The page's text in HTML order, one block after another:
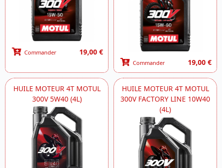
Commander 19,00 €
Commander 19,00 €
HUILE MOTEUR 4T MOTUL
300V 5W40 (4L)
HUILE MOTEUR 4T MOTUL
300V FACTORY LINE 10W40
(4L)